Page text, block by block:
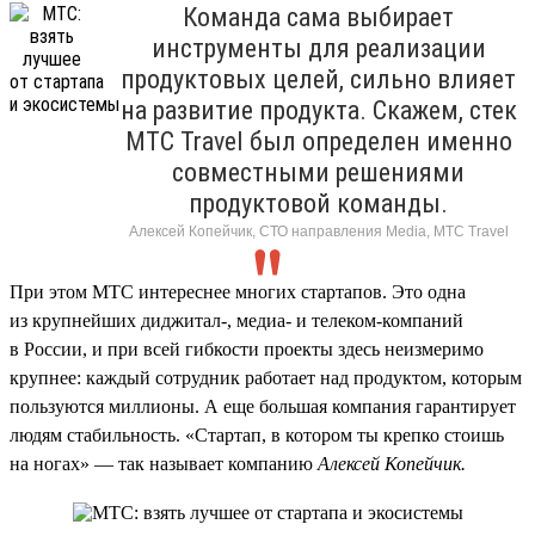
Команда сама выбирает
инструменты для реализации
продуктовых целей, сильно влияет
на развитие продукта. Скажем, стек
МТС Travel был определен именно
совместными решениями
продуктовой команды.
Алексей Копейчик, СТО направления Media, МТС Travel
При этом МТС интереснее многих стартапов. Это одна
из крупнейших диджитал-, медиа- и телеком-компаний
в России, и при всей гибкости проекты здесь неизмеримо
крупнее: каждый сотрудник работает над продуктом, которым
пользуются миллионы. А еще большая компания гарантирует
людям стабильность. «Стартап, в котором ты крепко стоишь
на ногах» — так называет компанию Алексей Копейчик.